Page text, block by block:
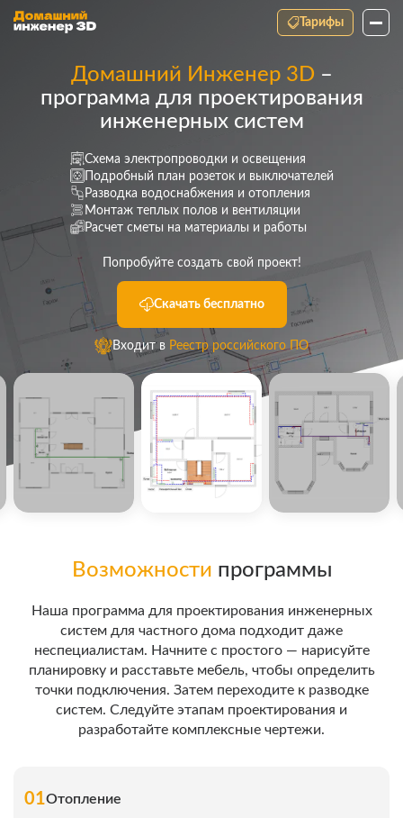
Тарифы
Домашний Инженер 3D –
программа для проектирования
инженерных систем
Схема электропроводки и освещения
Подробный план розеток и выключателей
Разводка водоснабжения и отопления
Монтаж теплых полов и вентиляции
Расчет сметы на материалы и работы
Попробуйте создать свой проект!
Скачать бесплатно
Входит в Реестр российского ПО
Возможности программы
Наша программа для проектирования инженерных
систем для частного дома подходит даже
неспециалистам. Начните с простого — нарисуйте
планировку и расставьте мебель, чтобы определить
точки подключения. Затем переходите к разводке
систем. Следуйте этапам проектирования и
разработайте комплексные чертежи.
01Отопление